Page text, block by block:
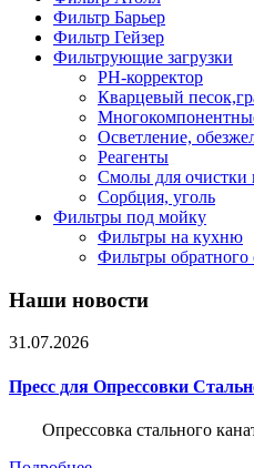
Фильтр Барьер
Фильтр Гейзер
Фильтрующие загрузки
PH-корректор
Кварцевый
Осветление,
Реагенты
Смолы для очистки
Сорбция, уголь
Фильтры под мойку
Фильтры на кухню
Фильтры обратного
Наши новости
31.07.2026
Пресс для Опрессовки
Опрессовка стального